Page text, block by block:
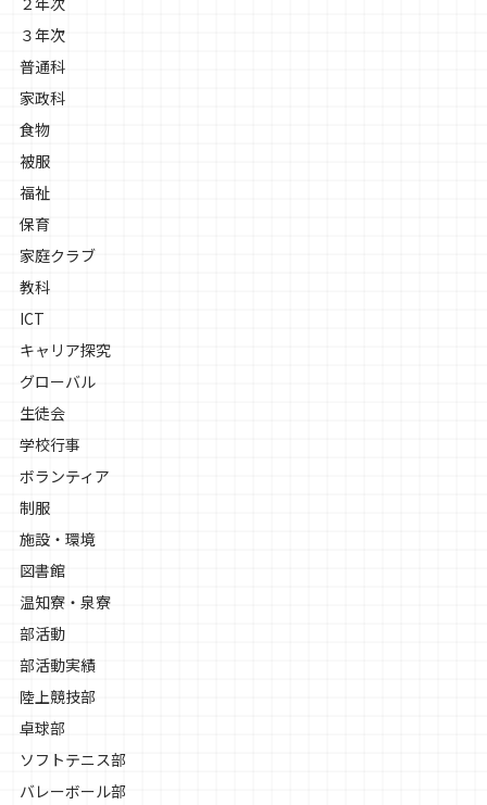
３年次
普通科
家政科
食物
被服
福祉
保育
家庭クラブ
教科
ICT
キャリア探究
グローバル
生徒会
学校行事
ボランティア
制服
施設・環境
図書館
温知寮・泉寮
部活動
部活動実績
陸上競技部
卓球部
ソフトテニス部
バレーボール部